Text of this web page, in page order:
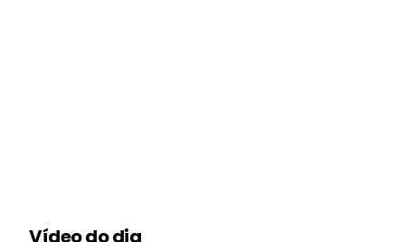
Vídeo do dia